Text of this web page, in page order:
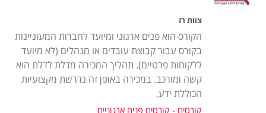
תוכן סדנה
בין הנושאים הנלמדים בסדנת מכירות לארגונים הם תהליך
המכירה: השלבים והמרכיבים שהופכים אותה למנצחת, כיצד
פונים ללקוח ומתחילים שיחת מכירה- מה נכון ומה לא נכון
לעשות, זיהוי ואיתור צרכי הלקוח, טכניקות להצגת המוצר
וצורות שכנוע, טיפול בהתנגדויות תוך התמודדות עם סוגי
לקוחות שונים, ניהול משא ומתן עם הלקוח, תקשורת בלתי
צוות רז
הקורס הוא פנים ארגוני ומיועד לחברות המעוניינות
בקורס עבור קבוצת עובדים או מנהלים (לא מיועד
ללקוחות פרטיים). תהליך המכירה מדלת לדלת הוא
קשה ומורכב. במכירה באופן זה נדרשת מקצועיות
הכוללת ידע,
קורסים - קורסים פנים ארגוניים